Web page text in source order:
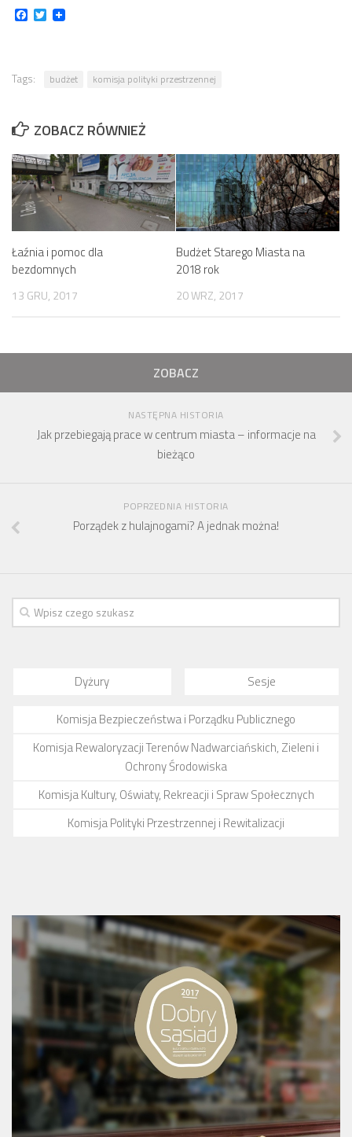
Facebook
Twitter
Tags: budżet komisja polityki przestrzennej
ZOBACZ RÓWNIEŻ
Łaźnia i pomoc dla
bezdomnych
13 GRU, 2017
Budżet Starego Miasta na
2018 rok
20 WRZ, 2017
ZOBACZ
NASTĘPNA HISTORIA
Jak przebiegają prace w centrum miasta – informacje na
bieżąco
POPRZEDNIA HISTORIA
Porządek z hulajnogami? A jednak można!
Dyżury Sesje
Komisja Bezpieczeństwa i Porządku Publicznego
Komisja Rewaloryzacji Terenów Nadwarciańskich, Zieleni i
Ochrony Środowiska
Komisja Kultury, Oświaty, Rekreacji i Spraw Społecznych
Komisja Polityki Przestrzennej i Rewitalizacji